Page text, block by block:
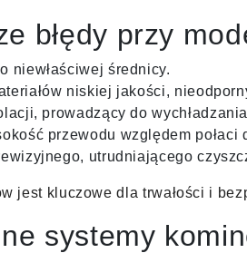
błędy przy
niewłaściwej średnicy.
niskiej jakości,
prowadzący do
przewodu względem połaci
utrudniającego
jest kluczowe dla trwałości i
systemy